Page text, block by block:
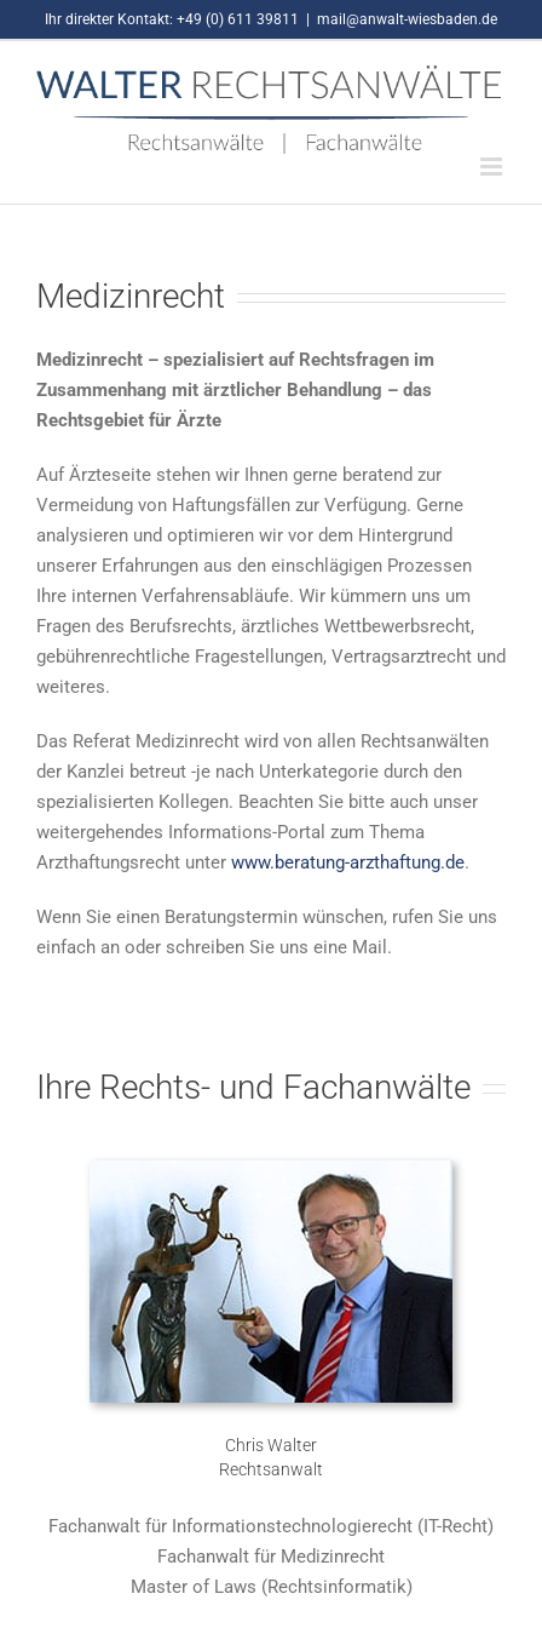
Inhalt
springen
Ihr direkter Kontakt: +49 (0) 611 39811 mail@anwalt-wiesbaden.de
Medizinrecht
Medizinrecht – spezialisiert auf Rechtsfragen im
Zusammenhang mit ärztlicher Behandlung – das
Rechtsgebiet für Ärzte
Auf Ärzteseite stehen wir Ihnen gerne beratend zur
Vermeidung von Haftungsfällen zur Verfügung. Gerne
analysieren und optimieren wir vor dem Hintergrund
unserer Erfahrungen aus den einschlägigen Prozessen
Ihre internen Verfahrensabläufe. Wir kümmern uns um
Fragen des Berufsrechts, ärztliches Wettbewerbsrecht,
gebührenrechtliche Fragestellungen, Vertragsarztrecht und
weiteres.
Das Referat Medizinrecht wird von allen Rechtsanwälten
der Kanzlei betreut -je nach Unterkategorie durch den
spezialisierten Kollegen. Beachten Sie bitte auch unser
weitergehendes Informations-Portal zum Thema
Arzthaftungsrecht unter www.beratung-arzthaftung.de.
Wenn Sie einen Beratungstermin wünschen, rufen Sie uns
einfach an oder schreiben Sie uns eine Mail.
Ihre Rechts- und Fachanwälte
Chris Walter
Rechtsanwalt
Fachanwalt für Informationstechnologierecht (IT-Recht)
Fachanwalt für Medizinrecht
Master of Laws (Rechtsinformatik)